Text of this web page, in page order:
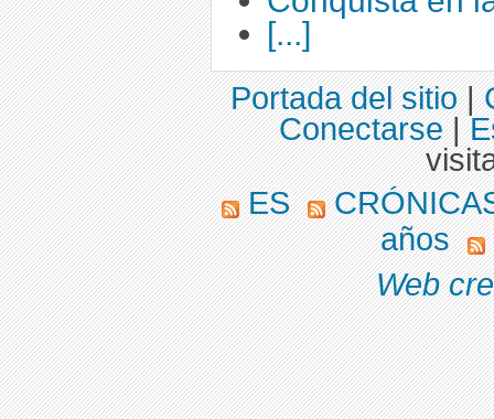
[...]
Portada del sitio|
Conectarse|
ES
años
Web